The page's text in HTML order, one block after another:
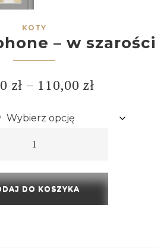
KOTY
– w szarości
zł – 110,00 zł
DO KOSZYKA